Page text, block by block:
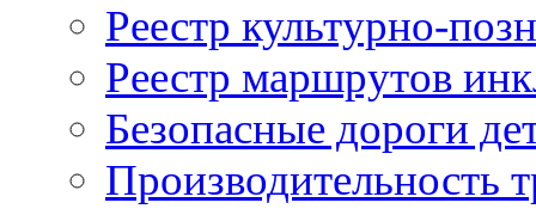
Реестр культурно-
Реестр маршрутов
Безопасные дороги
Производительность